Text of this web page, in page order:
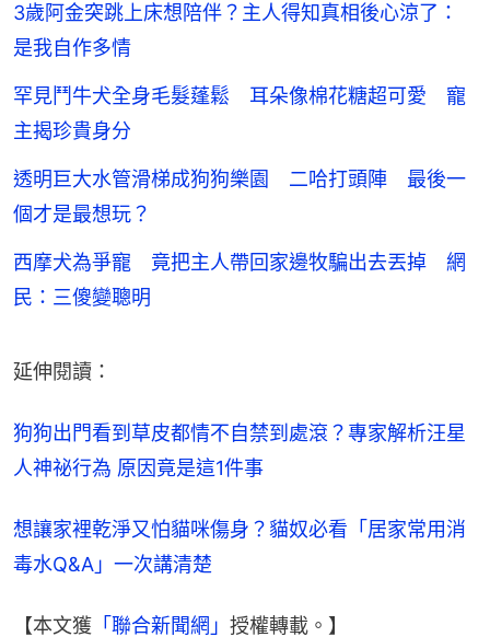
3歲阿金突跳上床想陪伴？主人得知真相後心涼了：
是我自作多情
罕見鬥牛犬全身毛髮蓬鬆 耳朵像棉花糖超可愛 寵
主揭珍貴身分
透明巨大水管滑梯成狗狗樂園 二哈打頭陣 最後一
個才是最想玩？
西摩犬為爭寵 竟把主人帶回家邊牧騙出去丟掉 網
民：三傻變聰明
延伸閱讀：
狗狗出門看到草皮都情不自禁到處滾？專家解析汪星
人神祕行為 原因竟是這1件事
想讓家裡乾淨又怕貓咪傷身？貓奴必看「居家常用消
毒水Q&A」一次講清楚
【本文獲 「聯合新聞網」 授權轉載。】